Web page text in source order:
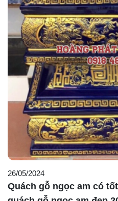
26/05/2024
Quách gỗ ngọc am có